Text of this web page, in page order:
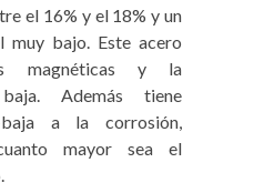
el 16% y el 18% y un
muy bajo. Este acero
magnéticas y la
Además tiene
baja a la corrosión,
mayor sea el